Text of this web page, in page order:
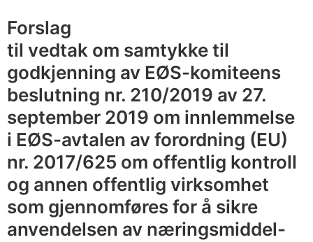
2
0
1
7
/
6
5
o
m
Forslag
til vedtak om samtykke til
godkjenning av EØS-komiteens
beslutning nr. 210/2019 av 27.
september 2019 om innlemmelse
i EØS-avtalen av forordning (EU)
nr. 2017/625 om offentlig kontroll
og annen offentlig virksomhet
som gjennomføres for å sikre
anvendelsen av næringsmiddel-